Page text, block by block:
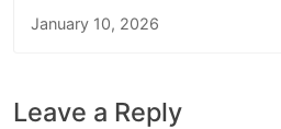
January 10, 2026
Leave a Reply